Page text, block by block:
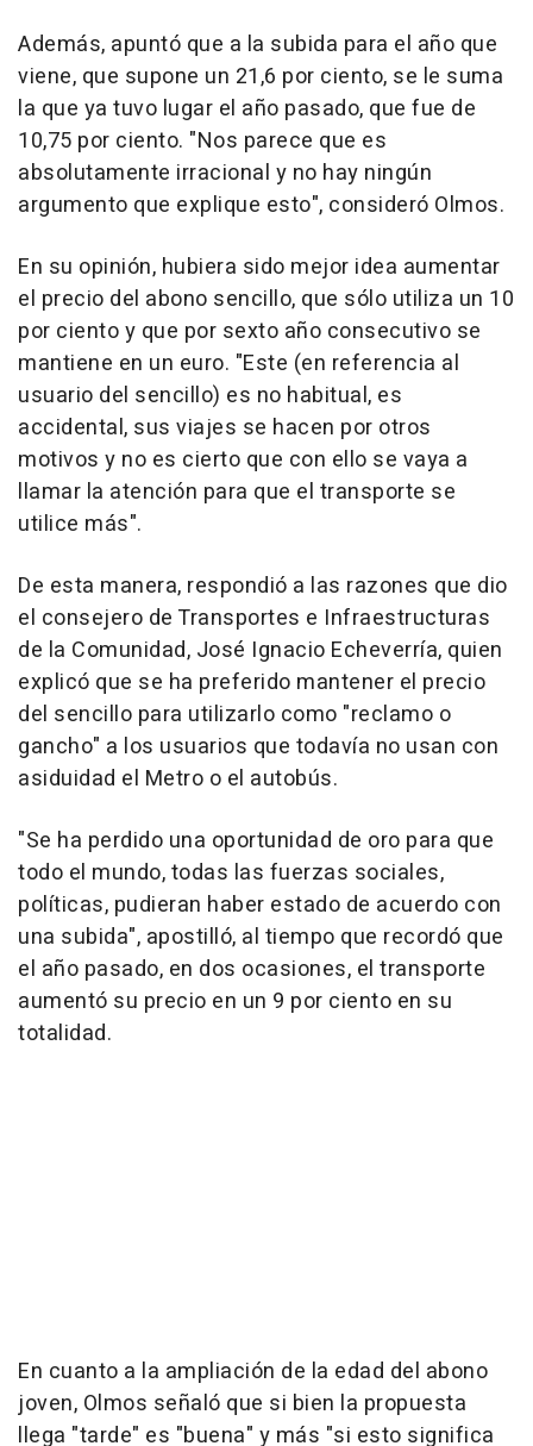
Además, apuntó que a la subida para el año que
viene, que supone un 21,6 por ciento, se le suma
la que ya tuvo lugar el año pasado, que fue de
10,75 por ciento. "Nos parece que es
absolutamente irracional y no hay ningún
argumento que explique esto", consideró Olmos.
En su opinión, hubiera sido mejor idea aumentar
el precio del abono sencillo, que sólo utiliza un 10
por ciento y que por sexto año consecutivo se
mantiene en un euro. "Este (en referencia al
usuario del sencillo) es no habitual, es
accidental, sus viajes se hacen por otros
motivos y no es cierto que con ello se vaya a
llamar la atención para que el transporte se
utilice más".
De esta manera, respondió a las razones que dio
el consejero de Transportes e Infraestructuras
de la Comunidad, José Ignacio Echeverría, quien
explicó que se ha preferido mantener el precio
del sencillo para utilizarlo como "reclamo o
gancho" a los usuarios que todavía no usan con
asiduidad el Metro o el autobús.
"Se ha perdido una oportunidad de oro para que
todo el mundo, todas las fuerzas sociales,
políticas, pudieran haber estado de acuerdo con
una subida", apostilló, al tiempo que recordó que
el año pasado, en dos ocasiones, el transporte
aumentó su precio en un 9 por ciento en su
totalidad.
En cuanto a la ampliación de la edad del abono
joven, Olmos señaló que si bien la propuesta
llega "tarde" es "buena" y más "si esto significa